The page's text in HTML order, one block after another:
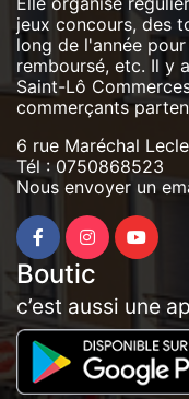
jeux concours, des
long de l'année
remboursé, etc. Il y
Saint-Lô
commerçants
6 rue Maréchal
Tél : 0750868523
Nous envoyer un
Boutic
c’est aussi une